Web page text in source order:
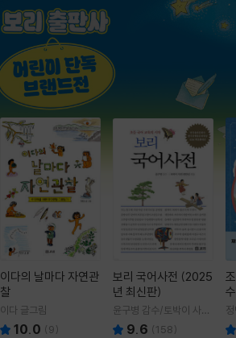
이다의 날마다 자연관
찰
이다 글그림
10.0 (9)
보리 국어사전 (2025
년 최신판)
윤구병 감수/토박이 사전
편찬실 편
9.6 (158)